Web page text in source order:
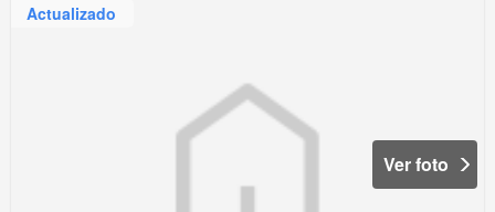
Actualizado
Ver foto